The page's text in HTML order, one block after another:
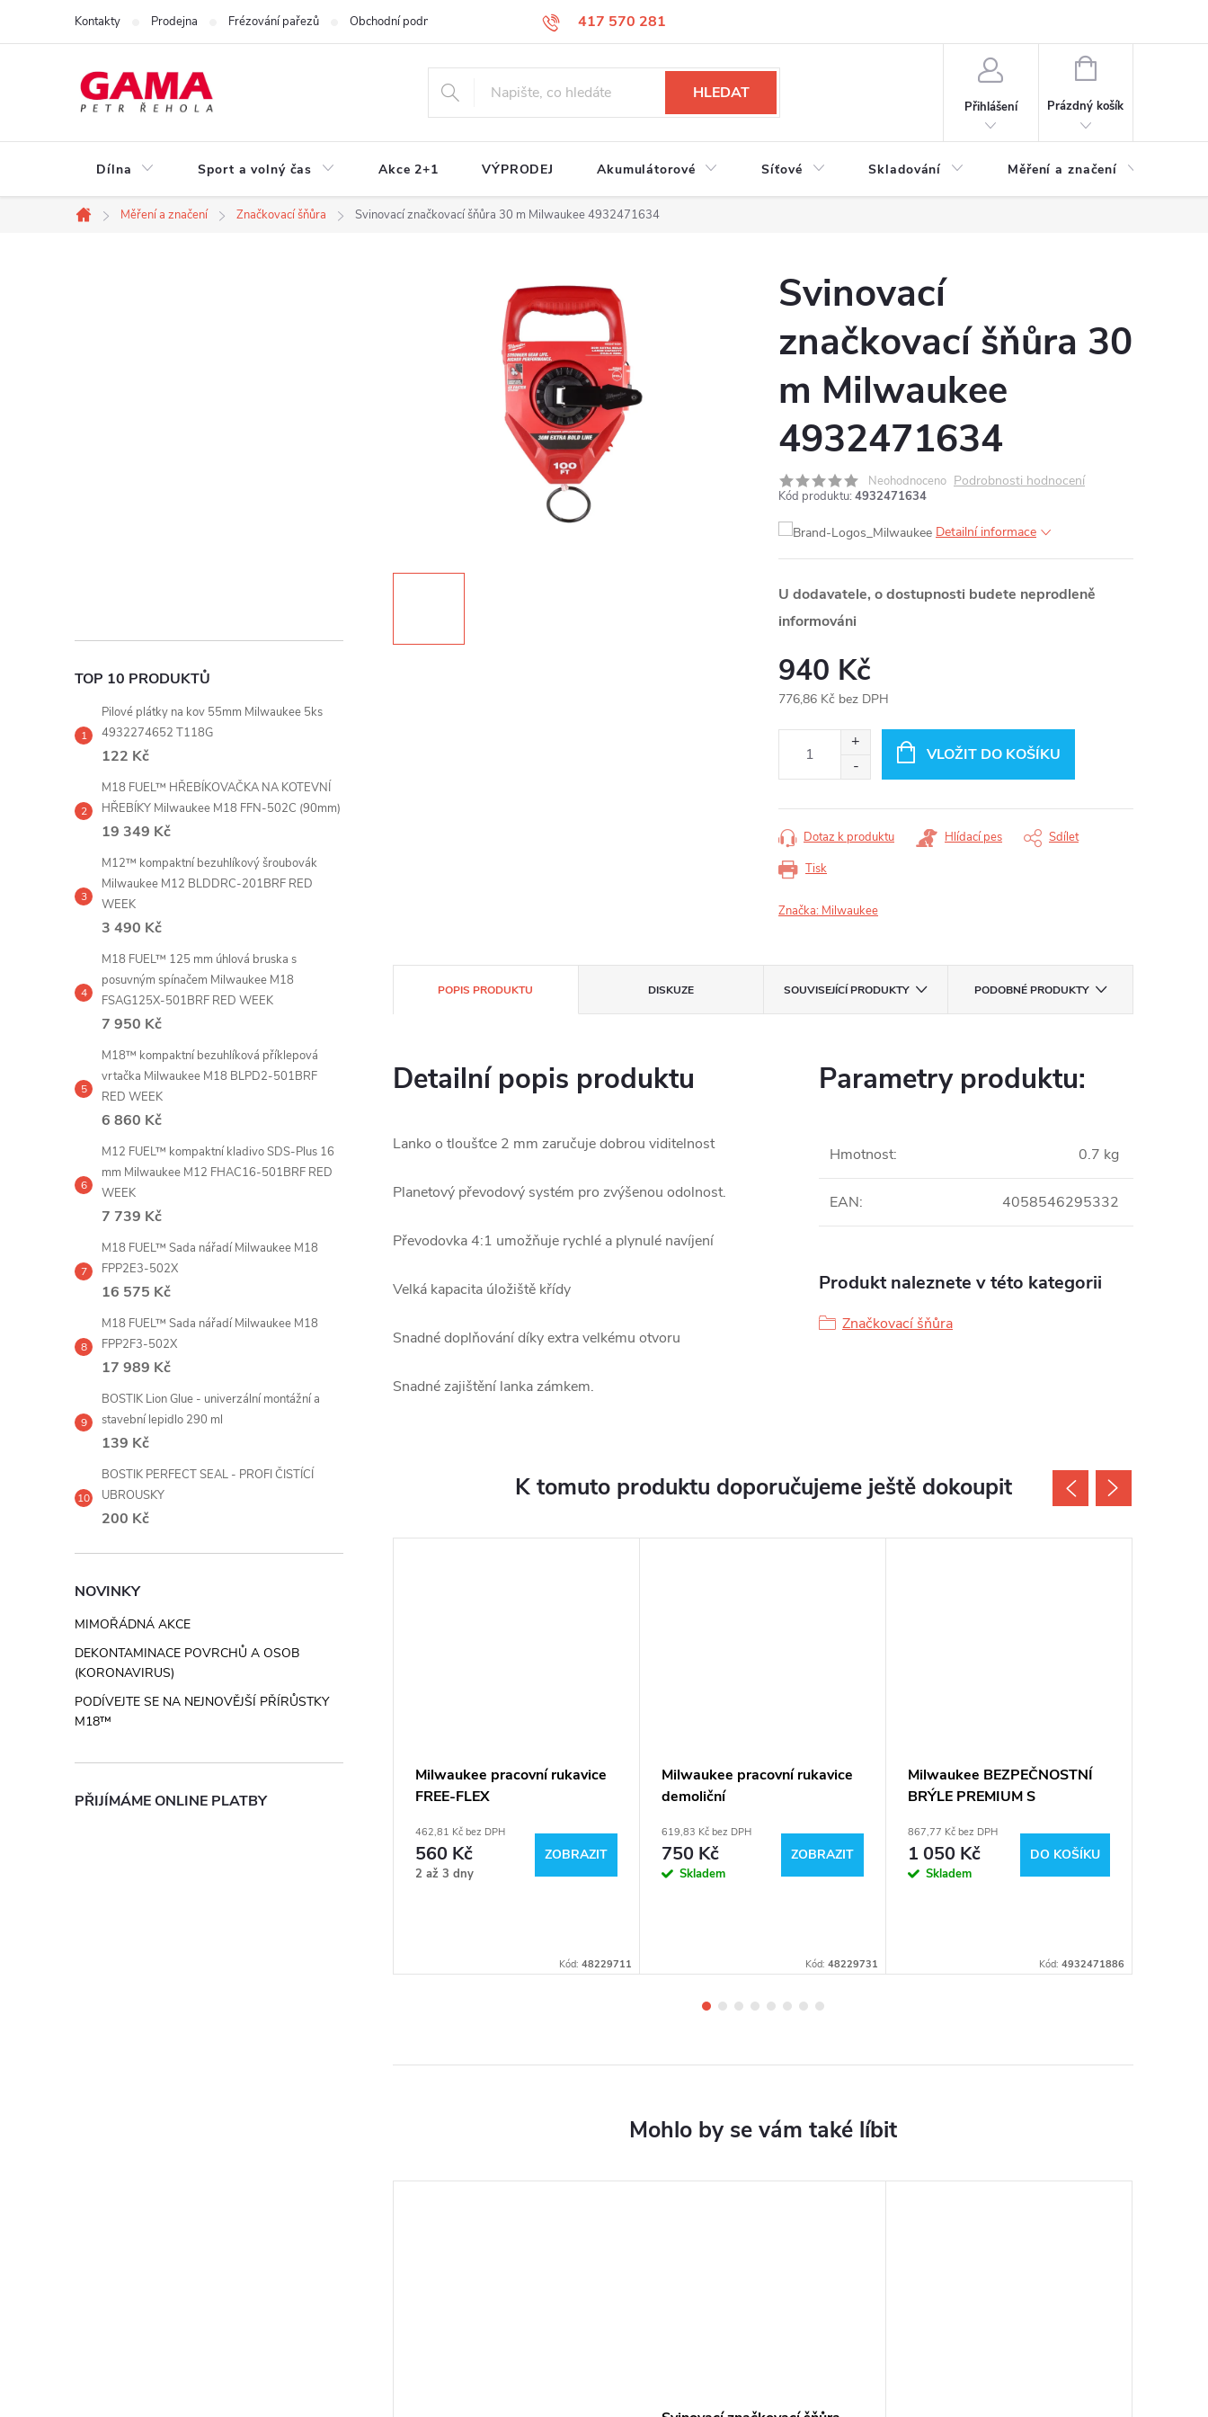
417 570 281
Kontakty Prodejna Frézování pařezů Obchodní podmínky Podmínky ochrany osobních údajů
HLEDAT
Přihlášení
NÁKUPNÍ
Prázdný košík
Dílna Sport a volný čas Akce 2+1 VÝPRODEJ Akumulátorové Síťové Skladování Měření a značení
Domů
Měření a značení Značkovací šňůra Svinovací značkovací šňůra 30 m Milwaukee 4932471634
í
p
a
e
l
TOP 10 PRODUKTŮ
Pilové plátky na kov 55mm Milwaukee 5ks
4932274652 T118G
122 Kč
M18 FUEL™ HŘEBÍKOVAČKA NA KOTEVNÍ
HŘEBÍKY Milwaukee M18 FFN-502C (90mm)
19 349 Kč
M12™ kompaktní bezuhlíkový šroubovák
Milwaukee M12 BLDDRC-201BRF RED
WEEK
3 490 Kč
M18 FUEL™ 125 mm úhlová bruska s
posuvným spínačem Milwaukee M18
FSAG125X-501BRF RED WEEK
7 950 Kč
M18™ kompaktní bezuhlíková příklepová
vrtačka Milwaukee M18 BLPD2-501BRF
RED WEEK
6 860 Kč
M12 FUEL™ kompaktní kladivo SDS-Plus 16
mm Milwaukee M12 FHAC16-501BRF RED
WEEK
7 739 Kč
M18 FUEL™ Sada nářadí Milwaukee M18
FPP2E3-502X
16 575 Kč
M18 FUEL™ Sada nářadí Milwaukee M18
FPP2F3-502X
17 989 Kč
BOSTIK Lion Glue - univerzální montážní a
stavební lepidlo 290 ml
139 Kč
BOSTIK PERFECT SEAL - PROFI ČISTÍCÍ
UBROUSKY
200 Kč
NOVINKY
MIMOŘÁDNÁ AKCE
DEKONTAMINACE POVRCHŮ A OSOB
(KORONAVIRUS)
PODÍVEJTE SE NA NEJNOVĚJŠÍ PŘÍRŮSTKY
M18™
PŘIJÍMÁME ONLINE PLATBY
Svinovací
značkovací šňůra 30
m Milwaukee
4932471634
Neohodnoceno Podrobnosti hodnocení
Kód produktu: 4932471634
Detailní informace
U dodavatele, o dostupnosti budete neprodleně
informováni
940 Kč
776,86 Kč bez DPH
VLOŽIT DO KOŠÍKU
Tisk
Dotaz k produktu Hlídací pes Sdílet
Značka: Milwaukee
POPIS PRODUKTU DISKUZE SOUVISEJÍCÍ PRODUKTY PODOBNÉ PRODUKTY
Detailní popis produktu
Lanko o tloušťce 2 mm zaručuje dobrou viditelnost
Planetový převodový systém pro zvýšenou odolnost.
Převodovka 4:1 umožňuje rychlé a plynulé navíjení
Velká kapacita úložiště křídy
Snadné doplňování díky extra velkému otvoru
Snadné zajištění lanka zámkem.
Parametry produktu:
Hmotnost: 0.7 kg
EAN: 4058546295332
Produkt naleznete v této kategorii
Značkovací šňůra
K tomuto produktu doporučujeme ještě dokoupit
brýle +2,5
BRÝLE (šedé) 4932478907
Milwaukee pracovní rukavice
FREE-FLEX
462,81 Kč bez DPH
560 Kč
2 až 3 dny
ZOBRAZIT
Kód: 48229711
Milwaukee pracovní rukavice
demoliční
619,83 Kč bez DPH
750 Kč
Skladem
ZOBRAZIT
Kód: 48229731
Milwaukee BEZPEČNOSTNÍ
BRÝLE PREMIUM S
polarizací)
867,77 Kč bez DPH
1 050 Kč
Skladem
DO KOŠÍKU
Kód: 4932471886